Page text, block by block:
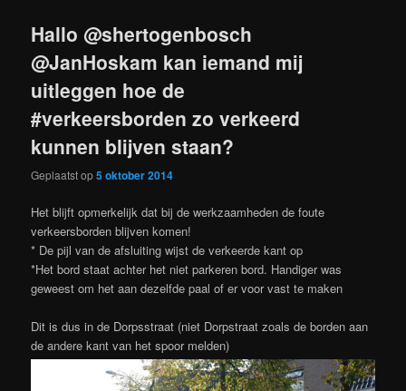
Hallo @shertogenbosch
@JanHoskam kan iemand mij
uitleggen hoe de
#verkeersborden zo verkeerd
kunnen blijven staan?
Geplaatst op5 oktober 2014
Het blijft opmerkelijk dat bij de werkzaamheden de foute
verkeersborden blijven komen!
* De pijl van de afsluiting wijst de verkeerde kant op
*Het bord staat achter het niet parkeren bord. Handiger was
geweest om het aan dezelfde paal of er voor vast te maken
Dit is dus in de Dorpsstraat (niet Dorpstraat zoals de borden aan
de andere kant van het spoor melden)